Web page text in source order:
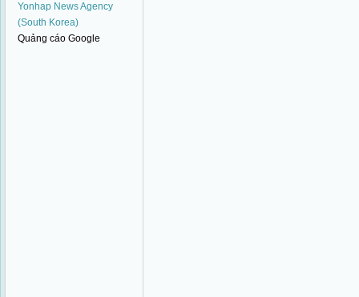
Yonhap News Agency
(South Korea)
Quảng cáo Google